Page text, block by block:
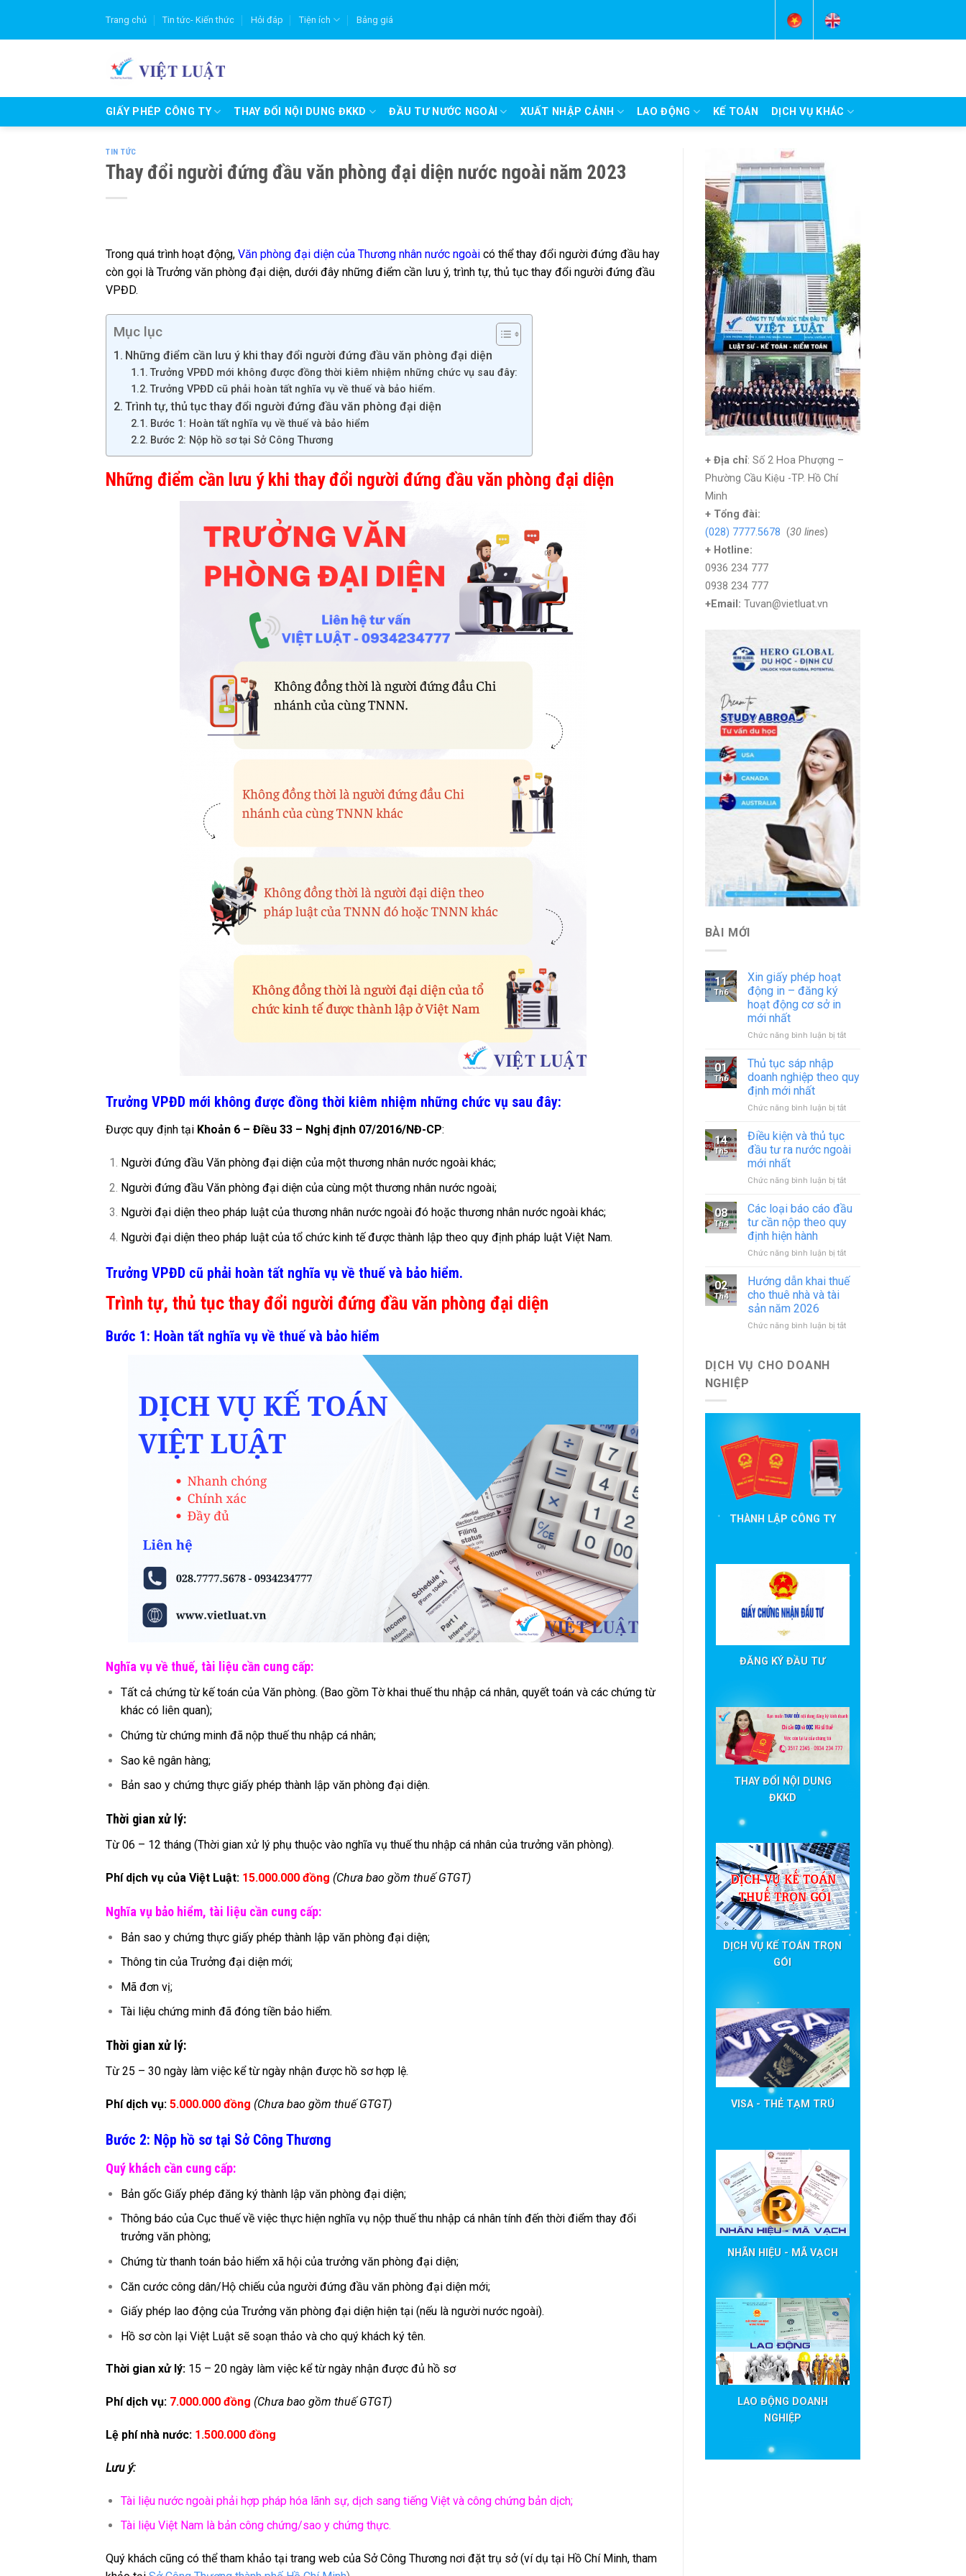
content
Trang chủ Tin tức- Kiến thức Hỏi đáp Tiện ích Bảng giá
GIẤY PHÉP CÔNG TY THAY ĐỔI NỘI DUNG ĐKKD ĐẦU TƯ NƯỚC NGOÀI XUẤT NHẬP CẢNH LAO ĐỘNG KẾ TOÁN DỊCH VỤ KHÁC
TIN TỨC
Thay đổi người đứng đầu văn phòng đại diện nước ngoài năm 2023
Trong quá trình hoạt động, Văn phòng đại diện của Thương nhân nước ngoài có thể thay đổi người đứng đầu hay
còn gọi là Trưởng văn phòng đại diện, dưới đây những điểm cần lưu ý, trình tự, thủ tục thay đổi người đứng đầu
VPĐD.
Mục lục
Những điểm cần lưu ý khi thay đổi người đứng đầu văn phòng đại diện
Trưởng VPĐD mới không được đồng thời kiêm nhiệm những chức vụ sau đây:
Trưởng VPĐD cũ phải hoàn tất nghĩa vụ về thuế và bảo hiểm.
Trình tự, thủ tục thay đổi người đứng đầu văn phòng đại diện
Bước 1: Hoàn tất nghĩa vụ về thuế và bảo hiểm
Bước 2: Nộp hồ sơ tại Sở Công Thương
Những điểm cần lưu ý khi thay đổi người đứng đầu văn phòng đại diện
Trưởng VPĐD mới không được đồng thời kiêm nhiệm những chức vụ sau đây:
Được quy định tại Khoản 6 – Điều 33 – Nghị định 07/2016/NĐ-CP:
Người đứng đầu Văn phòng đại diện của một thương nhân nước ngoài khác;
Người đứng đầu Văn phòng đại diện của cùng một thương nhân nước ngoài;
Người đại diện theo pháp luật của thương nhân nước ngoài đó hoặc thương nhân nước ngoài khác;
Người đại diện theo pháp luật của tổ chức kinh tế được thành lập theo quy định pháp luật Việt Nam.
Trưởng VPĐD cũ phải hoàn tất nghĩa vụ về thuế và bảo hiểm.
Trình tự, thủ tục thay đổi người đứng đầu văn phòng đại diện
Bước 1: Hoàn tất nghĩa vụ về thuế và bảo hiểm
Nghĩa vụ về thuế, tài liệu cần cung cấp:
Tất cả chứng từ kế toán của Văn phòng. (Bao gồm Tờ khai thuế thu nhập cá nhân, quyết toán và các chứng từ
khác có liên quan);
Chứng từ chứng minh đã nộp thuế thu nhập cá nhân;
Sao kê ngân hàng;
Bản sao y chứng thực giấy phép thành lập văn phòng đại diện.
Thời gian xử lý:
Từ 06 – 12 tháng (Thời gian xử lý phụ thuộc vào nghĩa vụ thuế thu nhập cá nhân của trưởng văn phòng).
Phí dịch vụ của Việt Luật: 15.000.000 đồng (Chưa bao gồm thuế GTGT)
Nghĩa vụ bảo hiểm, tài liệu cần cung cấp:
Bản sao y chứng thực giấy phép thành lập văn phòng đại diện;
Thông tin của Trưởng đại diện mới;
Mã đơn vị;
Tài liệu chứng minh đã đóng tiền bảo hiểm.
Thời gian xử lý:
Từ 25 – 30 ngày làm việc kể từ ngày nhận được hồ sơ hợp lệ.
Phí dịch vụ: 5.000.000 đồng (Chưa bao gồm thuế GTGT)
Bước 2: Nộp hồ sơ tại Sở Công Thương
Quý khách cần cung cấp:
Bản gốc Giấy phép đăng ký thành lập văn phòng đại diện;
Thông báo của Cục thuế về việc thực hiện nghĩa vụ nộp thuế thu nhập cá nhân tính đến thời điểm thay đổi
trưởng văn phòng;
Chứng từ thanh toán bảo hiểm xã hội của trưởng văn phòng đại diện;
Căn cước công dân/Hộ chiếu của người đứng đầu văn phòng đại diện mới;
Giấy phép lao động của Trưởng văn phòng đại diện hiện tại (nếu là người nước ngoài).
Hồ sơ còn lại Việt Luật sẽ soạn thảo và cho quý khách ký tên.
Thời gian xử lý: 15 – 20 ngày làm việc kể từ ngày nhận được đủ hồ sơ
Phí dịch vụ: 7.000.000 đồng (Chưa bao gồm thuế GTGT)
Lệ phí nhà nước: 1.500.000 đồng
Lưu ý:
Tài liệu nước ngoài phải hợp pháp hóa lãnh sự, dịch sang tiếng Việt và công chứng bản dịch;
Tài liệu Việt Nam là bản công chứng/sao y chứng thực.
Quý khách cũng có thể tham khảo tại trang web của Sở Công Thương nơi đặt trụ sở (ví dụ tại Hồ Chí Minh, tham
+ Địa chỉ: Số 2 Hoa Phượng –
Phường Cầu Kiệu -TP. Hồ Chí
Minh
+ Tổng đài:
(028) 7777.5678 (30 lines)
+ Hotline:
0936 234 777
0938 234 777
+Email: Tuvan@vietluat.vn
BÀI MỚI
11
Th6
Xin giấy phép hoạt
động in – đăng ký
hoạt động cơ sở in
mới nhất
Chức năng bình luận bị tắtở
hoạt
in
ký
hoạt
cơ
in
mới
01
Th6
Thủ tục sáp nhập
doanh nghiệp theo quy
định mới nhất
Chức năng bình luận bị tắtở
sáp
nhập
nghiệp
quy
14
Th5
Điều kiện và thủ tục
đầu tư ra nước ngoài
mới nhất
Chức năng bình luận bị tắtở
kiện
đầu
ra
nhất
08
Th4
Các loại báo cáo đầu
tư cần nộp theo quy
định hiện hành
Chức năng bình luận bị tắtở
loại
báo
tư
hành
02
Th4
Hướng dẫn khai thuế
cho thuê nhà và tài
sản năm 2026
Chức năng bình luận bị tắtở
DỊCH VỤ CHO DOANH
NGHIỆP
THÀNH LẬP CÔNG TY
ĐĂNG KÝ ĐẦU TƯ
THAY ĐỔI NỘI DUNG
ĐKKD
DỊCH VỤ KẾ TOÁN TRỌN
GÓI
VISA - THẺ TẠM TRÚ
NHÃN HIỆU - MÃ VẠCH
LAO ĐỘNG DOANH
NGHIỆP